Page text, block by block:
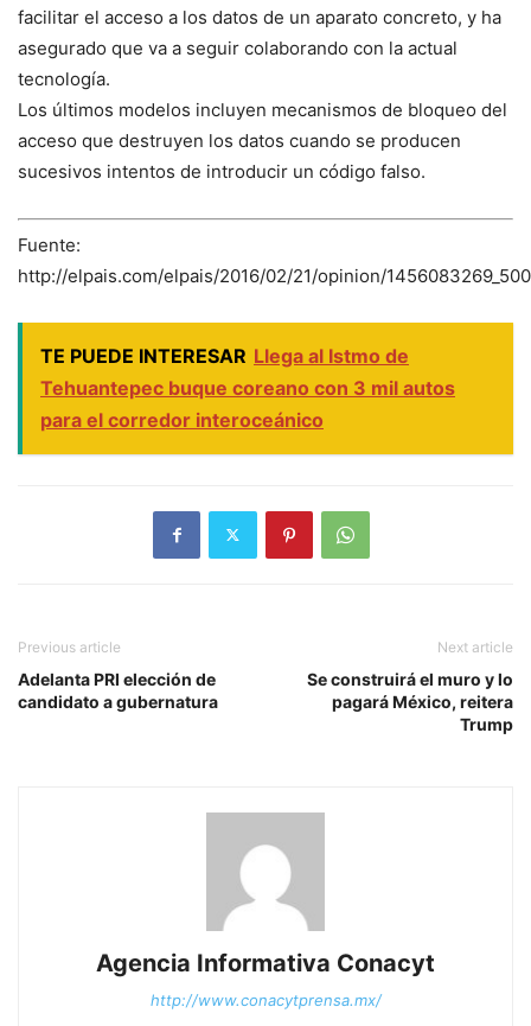
facilitar el acceso a los datos de un aparato concreto, y ha
asegurado que va a seguir colaborando con la actual
tecnología.
Los últimos modelos incluyen mecanismos de bloqueo del
acceso que destruyen los datos cuando se producen
sucesivos intentos de introducir un código falso.
Fuente:
http://elpais.com/elpais/2016/02/21/opinion/
TE PUEDE INTERESAR Llega al Istmo de
Tehuantepec buque coreano con 3 mil autos
para el corredor interoceánico
Previous article
Adelanta PRI elección de
candidato a gubernatura
Next article
Se construirá el muro y lo
pagará México, reitera
Trump
Agencia Informativa Conacyt
http://www.conacytprensa.mx/